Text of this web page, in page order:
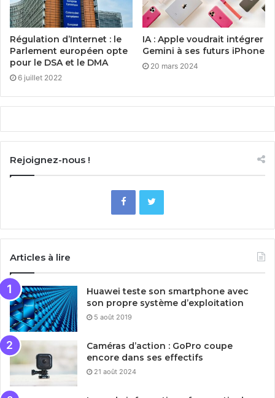
Régulation d’Internet : le
Parlement européen opte
pour le DSA et le DMA
6 juillet 2022
IA : Apple voudrait intégrer
Gemini à ses futurs iPhone
20 mars 2024
Rejoignez-nous !
Articles à lire
Huawei teste son smartphone avec
son propre système d’exploitation
5 août 2019
Caméras d’action : GoPro coupe
encore dans ses effectifs
21 août 2024